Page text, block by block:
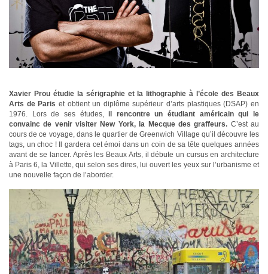
Xavier Prou étudie la sérigraphie et la lithographie à l’école des Beaux
Arts de Paris et obtient un diplôme supérieur d’arts plastiques (DSAP) en
1976. Lors de ses études, il rencontre un étudiant américain qui le
convainc de venir visiter New York, la Mecque des graffeurs. C’est au
cours de ce voyage, dans le quartier de Greenwich Village qu’il découvre les
tags, un choc ! Il gardera cet émoi dans un coin de sa tête quelques années
avant de se lancer. Après les Beaux Arts, il débute un cursus en architecture
à Paris 6, la Villette, qui selon ses dires, lui ouvert les yeux sur l’urbanisme et
une nouvelle façon de l’aborder.